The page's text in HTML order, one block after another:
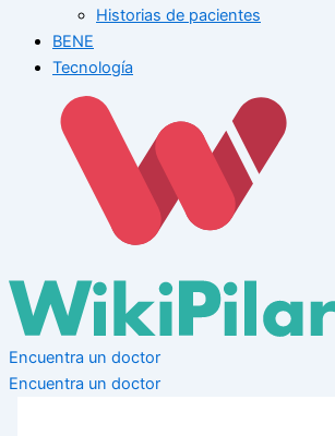
Historias de pacientes
BENE
Tecnología
Encuentra un doctor
Encuentra un doctor